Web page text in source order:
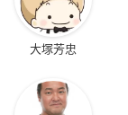
大塚芳忠